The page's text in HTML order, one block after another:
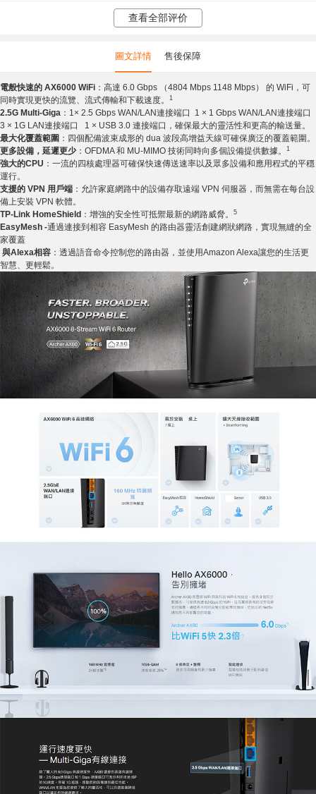
查看全部评价
圖文詳情 售後保障
電般快速的 AX6000 WiFi ：高達 6.0 Gbps （4804 Mbps 1148 Mbps） 的 WiFi，可
同時實現更快的流覽、流式傳輸和下載速度。
1
2.5G Multi-Giga ：1× 2.5 Gbps WAN/LAN連接端口 1 × 1 Gbps WAN/LAN連接端口
3 × 1G LAN連接端口 1 × USB 3.0 連接端口，確保最大的靈活性和更高的輸送量。
最大化覆蓋範圍 ：四個配備波束成形的 dua 波段高增益天線可確保廣泛的覆蓋範圍。
更多設備，延遲更少：OFDMA 和 MU-MIMO 技術同時向多個設備提供數據。 1
強大的CPU ：一流的四核處理器可確保快速傳送速率以及眾多設備和應用程式的平穩
運行。
支援的 VPN 用戶端 ：允許家庭網路中的設備存取遠端 VPN 伺服器，而無需在每台設
備上安裝 VPN 軟體。
TP-Link HomeShield ：增強的安全性可抵禦最新的網路威脅。 5
EasyMesh -通過連接到相容 EasyMesh 的路由器靈活創建網狀網路，實現無縫的全
家覆蓋
與Alexa相容 ：透過語音命令控制您的路由器，並使用Amazon Alexa讓您的生活更
智慧、更輕鬆。